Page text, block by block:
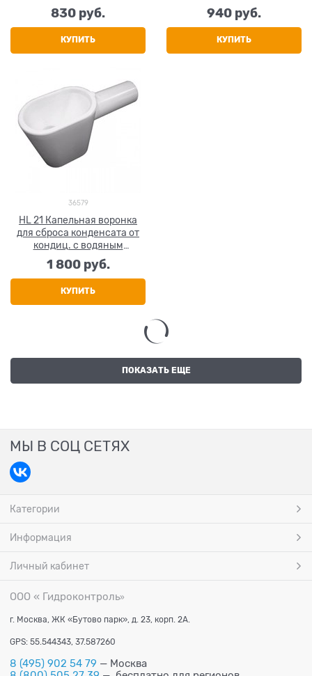
830 руб.
КУПИТЬ
940 руб.
КУПИТЬ
36579
HL 21 Капельная воронка
для сброса конденсата от
кондиц. с водяным
затвором 60 мм,Q=0,17л/
с,DN 32
1 800 руб.
КУПИТЬ
ПОКАЗАТЬ ЕЩЕ
МЫ В СОЦ СЕТЯХ
Категории
Информация
Личный кабинет
ООО « Гидроконтроль»
г. Москва, ЖК «Бутово парк», д. 23, корп. 2А.
GPS: 55.544343, 37.587260
8 (495) 902 54 79 — Москва